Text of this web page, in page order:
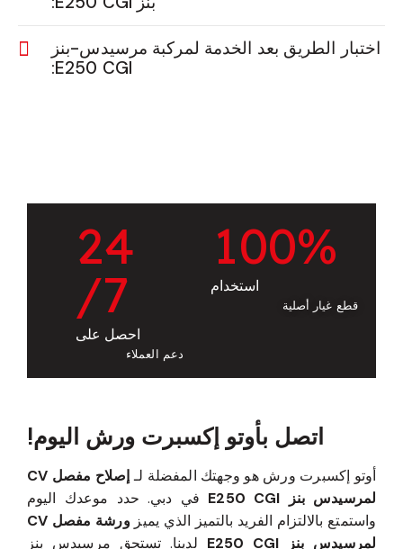
اختبار الطريق بعد الخدمة لمركبة مرسيدس-بنز
E250 CGI:
100%
استخدام
قطع غيار أصلية
24
/7
احصل على
دعم العملاء
اتصل بأوتو إكسبرت ورش اليوم!
أوتو إكسبرت ورش هو وجهتك المفضلة لـ
إصلاح مفصل CV
لمرسيدس بنز E250 CGI
في دبي. حدد موعدك اليوم
واستمتع بالالتزام الفريد بالتميز الذي يميز
ورشة مفصل CV
لمرسيدس بنز E250 CGI
لدينا. تستحق مرسيدس بنز